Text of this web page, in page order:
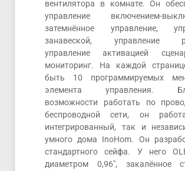
вентилятора в комнате. Он
управление включением-
затемнённое управление,
занавеской, управление
управление активацией
мониторинг. На каждой
быть 10 программируемых
элемента управления.
возможности работать по
беспроводной сети, он
интегрированный, так и
умного дома InoHom. Он
стандартного сейфа. У него
диаметром 0,96″, закалённое